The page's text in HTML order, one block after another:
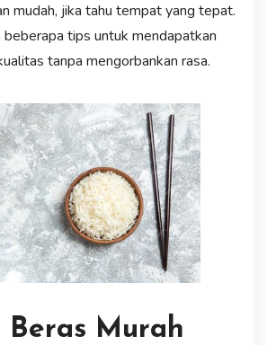
mudah, jika tahu tempat yang tepat.
beberapa tips untuk mendapatkan
tanpa mengorbankan rasa.
Beras Murah